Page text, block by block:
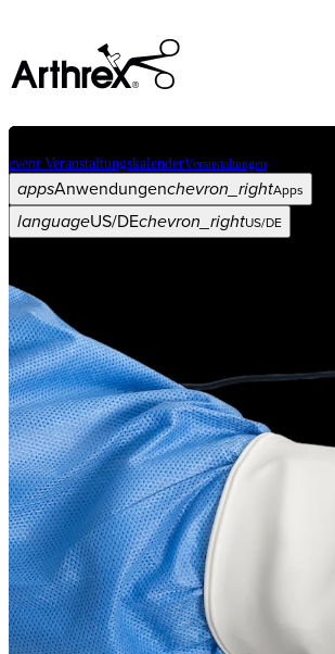
event VeranstaltungskalenderVeranstaltungen
appsAnwendungenchevron_rightApps
languageUS/DEchevron_rightUS/DE
Produkt
Medical Education
Unternehmenarrow_drop_down
ASC X
Verwaltungarrow_drop_down
Patient:inarrow_drop_down
Ressourcenarrow_drop_down
Karriereopen_in_new
Mehrarrow_drop_downchevron_right